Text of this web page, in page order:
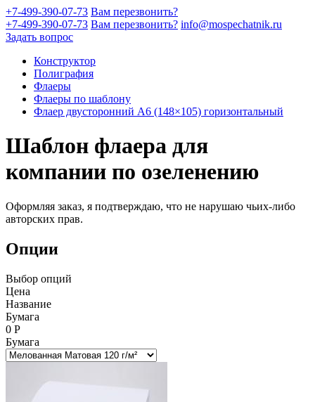
+7-499-390-07-73 Вам перезвонить?
+7-499-390-07-73 Вам перезвонить? info@mospechatnik.ru
Задать вопрос
Конструктор
Полиграфия
Флаеры
Флаеры по шаблону
Флаер двусторонний A6 (148×105) горизонтальный
Шаблон флаера для
компании по озеленению
Оформляя заказ, я подтверждаю, что не нарушаю чьих-либо
авторских прав.
Опции
Выбор опций
Цена
Название
Бумага
0 Р
Бумага